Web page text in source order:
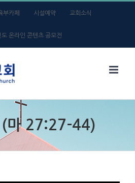
부카페 시설예약 교회소식
온라인 콘텐츠 공모전
(마 27:27-44)